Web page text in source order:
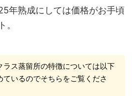
年熟成にしては価格がお手頃
。
ラス蒸留所の特徴については以下
ているのでそちらをご覧くださ